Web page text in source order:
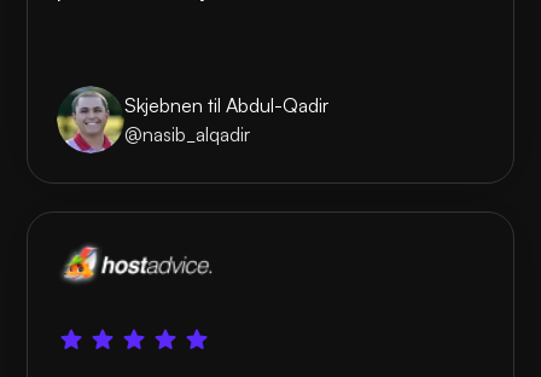
Skjebnen til Abdul-Qadir
@nasib_alqadir